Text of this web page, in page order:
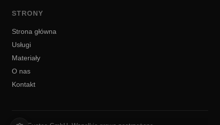
STRONY
Strona główna
Usługi
Materiały
O nas
Kontakt